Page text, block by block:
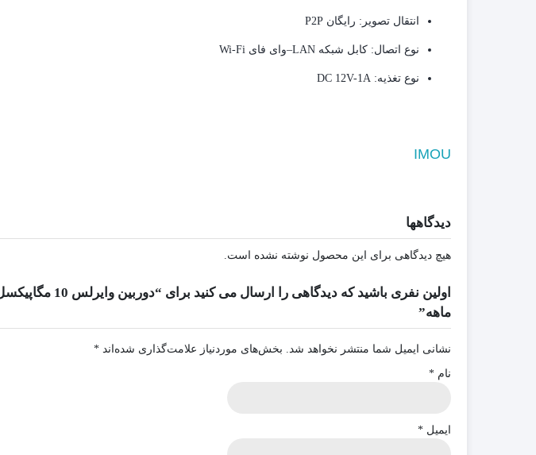
انتقال تصویر: رایگان P2P
نوع اتصال: کابل شبکه LAN–وای فای Wi-Fi
نوع تغذیه:
IMOU
دیدگاهها
هیچ دیدگاهی برای این محصول نوشته نشده است.
ماهه”
نشانی ایمیل شما منتشر نخواهد شد. بخش‌های موردنیاز علامت‌گذاری شده‌اند *
نام *
ایمیل *